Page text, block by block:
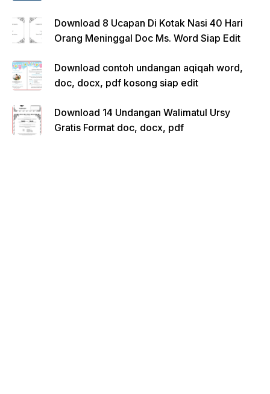
Download 8 Ucapan Di Kotak Nasi 40 Hari
Orang Meninggal Doc Ms. Word Siap Edit
Download contoh undangan aqiqah word,
doc, docx, pdf kosong siap edit
Download 14 Undangan Walimatul Ursy
Gratis Format doc, docx, pdf